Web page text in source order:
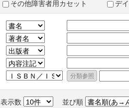
その他障害者用カセット
デ
表示数 並び順